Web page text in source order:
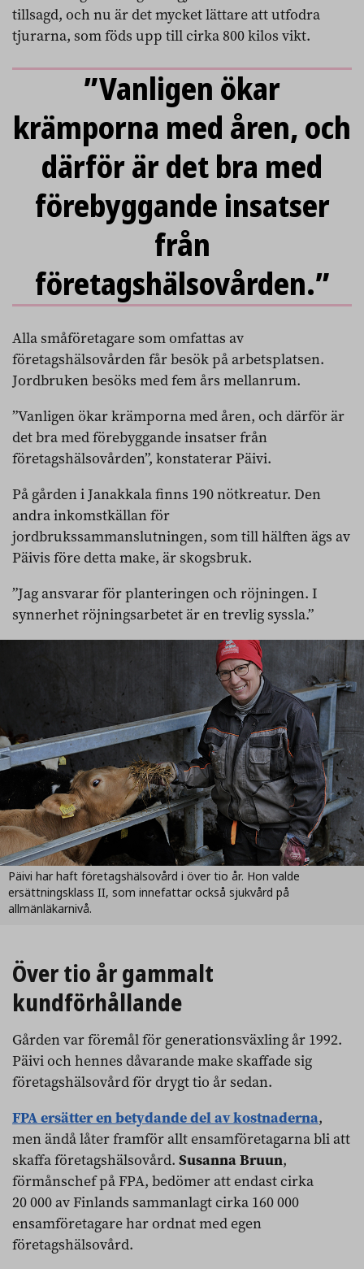
tillsagd, och nu är det mycket lättare att utfodra
tjurarna, som föds upp till cirka 800 kilos vikt.
”Vanligen ökar
krämporna med åren, och
därför är det bra med
förebyggande insatser
från
företagshälsovården.”
Alla småföretagare som omfattas av
företagshälsovården får besök på arbetsplatsen.
Jordbruken besöks med fem års mellanrum.
”Vanligen ökar krämporna med åren, och därför är
det bra med förebyggande insatser från
företagshälsovården”, konstaterar Päivi.
På gården i Janakkala finns 190 nötkreatur. Den
andra inkomstkällan för
jordbrukssammanslutningen, som till hälften ägs av
Päivis före detta make, är skogsbruk.
”Jag ansvarar för planteringen och röjningen. I
synnerhet röjningsarbetet är en trevlig syssla.”
Päivi har haft företagshälsovård i över tio år. Hon valde
ersättningsklass II, som innefattar också sjukvård på
allmänläkarnivå.
Över tio år gammalt
kundförhållande
Gården var föremål för generationsväxling år 1992.
Päivi och hennes dåvarande make skaffade sig
företagshälsovård för drygt tio år sedan.
FPA ersätter en betydande del av kostnaderna,
men ändå låter framför allt ensamföretagarna bli att
skaffa företagshälsovård. Susanna Bruun,
förmånschef på FPA, bedömer att endast cirka
20 000 av Finlands sammanlagt cirka 160 000
ensamföretagare har ordnat med egen
företagshälsovård.